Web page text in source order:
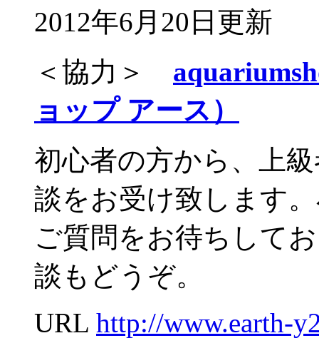
2012年6月20日更新
＜協力＞
ョップ アース）
初心者の方から、上
談をお受け致します
ご質問をお待ちして
談もどうぞ。
URL http://www.earth-